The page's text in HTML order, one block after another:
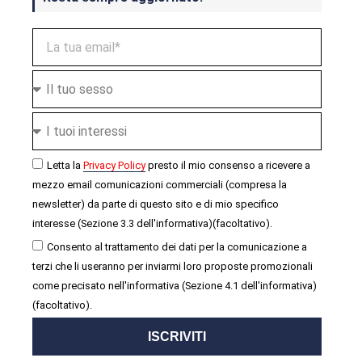
Letta la Privacy Policypresto il mio consenso a ricevere a
mezzo email comunicazioni commerciali (compresa la
newsletter) da parte di questo sito e di mio specifico
interesse (Sezione 3.3 dell'informativa)(facoltativo).
Consento al trattamento dei dati per la comunicazione a
terzi che li useranno per inviarmi loro proposte promozionali
come precisato nell'informativa (Sezione 4.1 dell'informativa)
(facoltativo).
ISCRIVITI